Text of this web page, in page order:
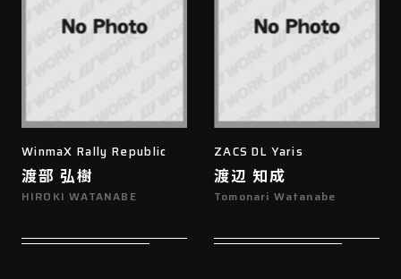
WinmaX Rally Republic
渡部 弘樹
HIROKI WATANABE
ZACS DL Yaris
渡辺 知成
Tomonari Watanabe